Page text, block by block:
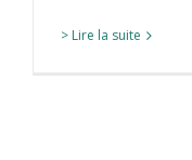
> Lire la suite